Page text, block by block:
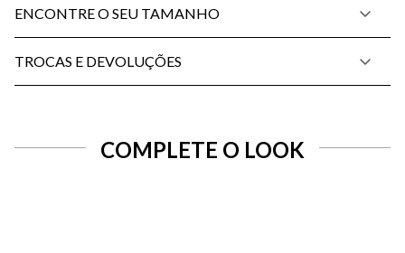
ENCONTRE O SEU TAMANHO
TROCAS E DEVOLUÇÕES
COMPLETE O LOOK